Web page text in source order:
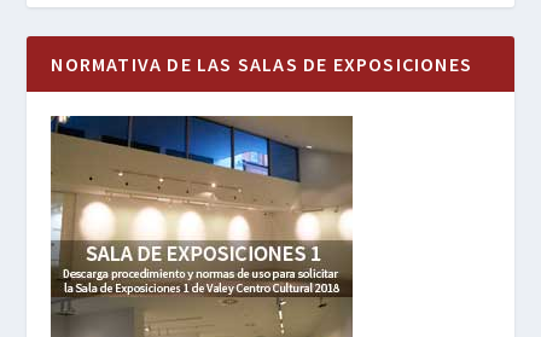
NORMATIVA DE LAS SALAS DE EXPOSICIONES